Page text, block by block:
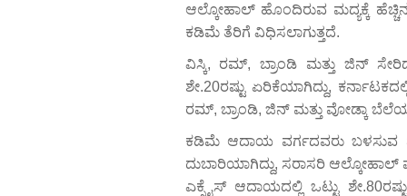
ಆಲ್ಕೋಹಾಲ್ ಹೊಂದಿರುವ ಮದ್ಯಕ್ಕೆ
ಕಡಿಮೆ ತೆರಿಗೆ ವಿಧಿಸಲಾಗುತ್ತದೆ.
ವಿಸ್ಕಿ, ರಮ್, ಬ್ರಾಂಡಿ ಮತ್ತು ಜಿನ್
ಶೇ.20ರಷ್ಟು ಏರಿಕೆಯಾಗಿದ್ದು,
ರಮ್, ಬ್ರಾಂಡಿ, ಜಿನ್ ಮತ್ತು ವೋಡ್ಕಾ ಬೆಲೆಯು
ಕಡಿಮೆ ಆದಾಯ ವರ್ಗದವರು ಬಳಸುವ
ದುಬಾರಿಯಾಗಿದ್ದು, ಸರಾಸರಿ ಆಲ್ಕೋಹಾಲ್
ಎಕ್ಸೈಸ್ ಆದಾಯದಲ್ಲಿ ಒಟ್ಟು